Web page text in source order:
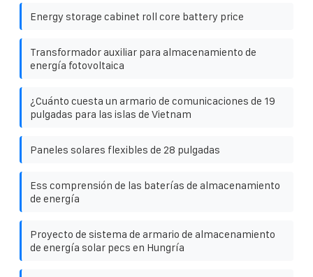
Energy storage cabinet roll core battery price
Transformador auxiliar para almacenamiento de
energía fotovoltaica
¿Cuánto cuesta un armario de comunicaciones de 19
pulgadas para las islas de Vietnam
Paneles solares flexibles de 28 pulgadas
Ess comprensión de las baterías de almacenamiento
de energía
Proyecto de sistema de armario de almacenamiento
de energía solar pecs en Hungría